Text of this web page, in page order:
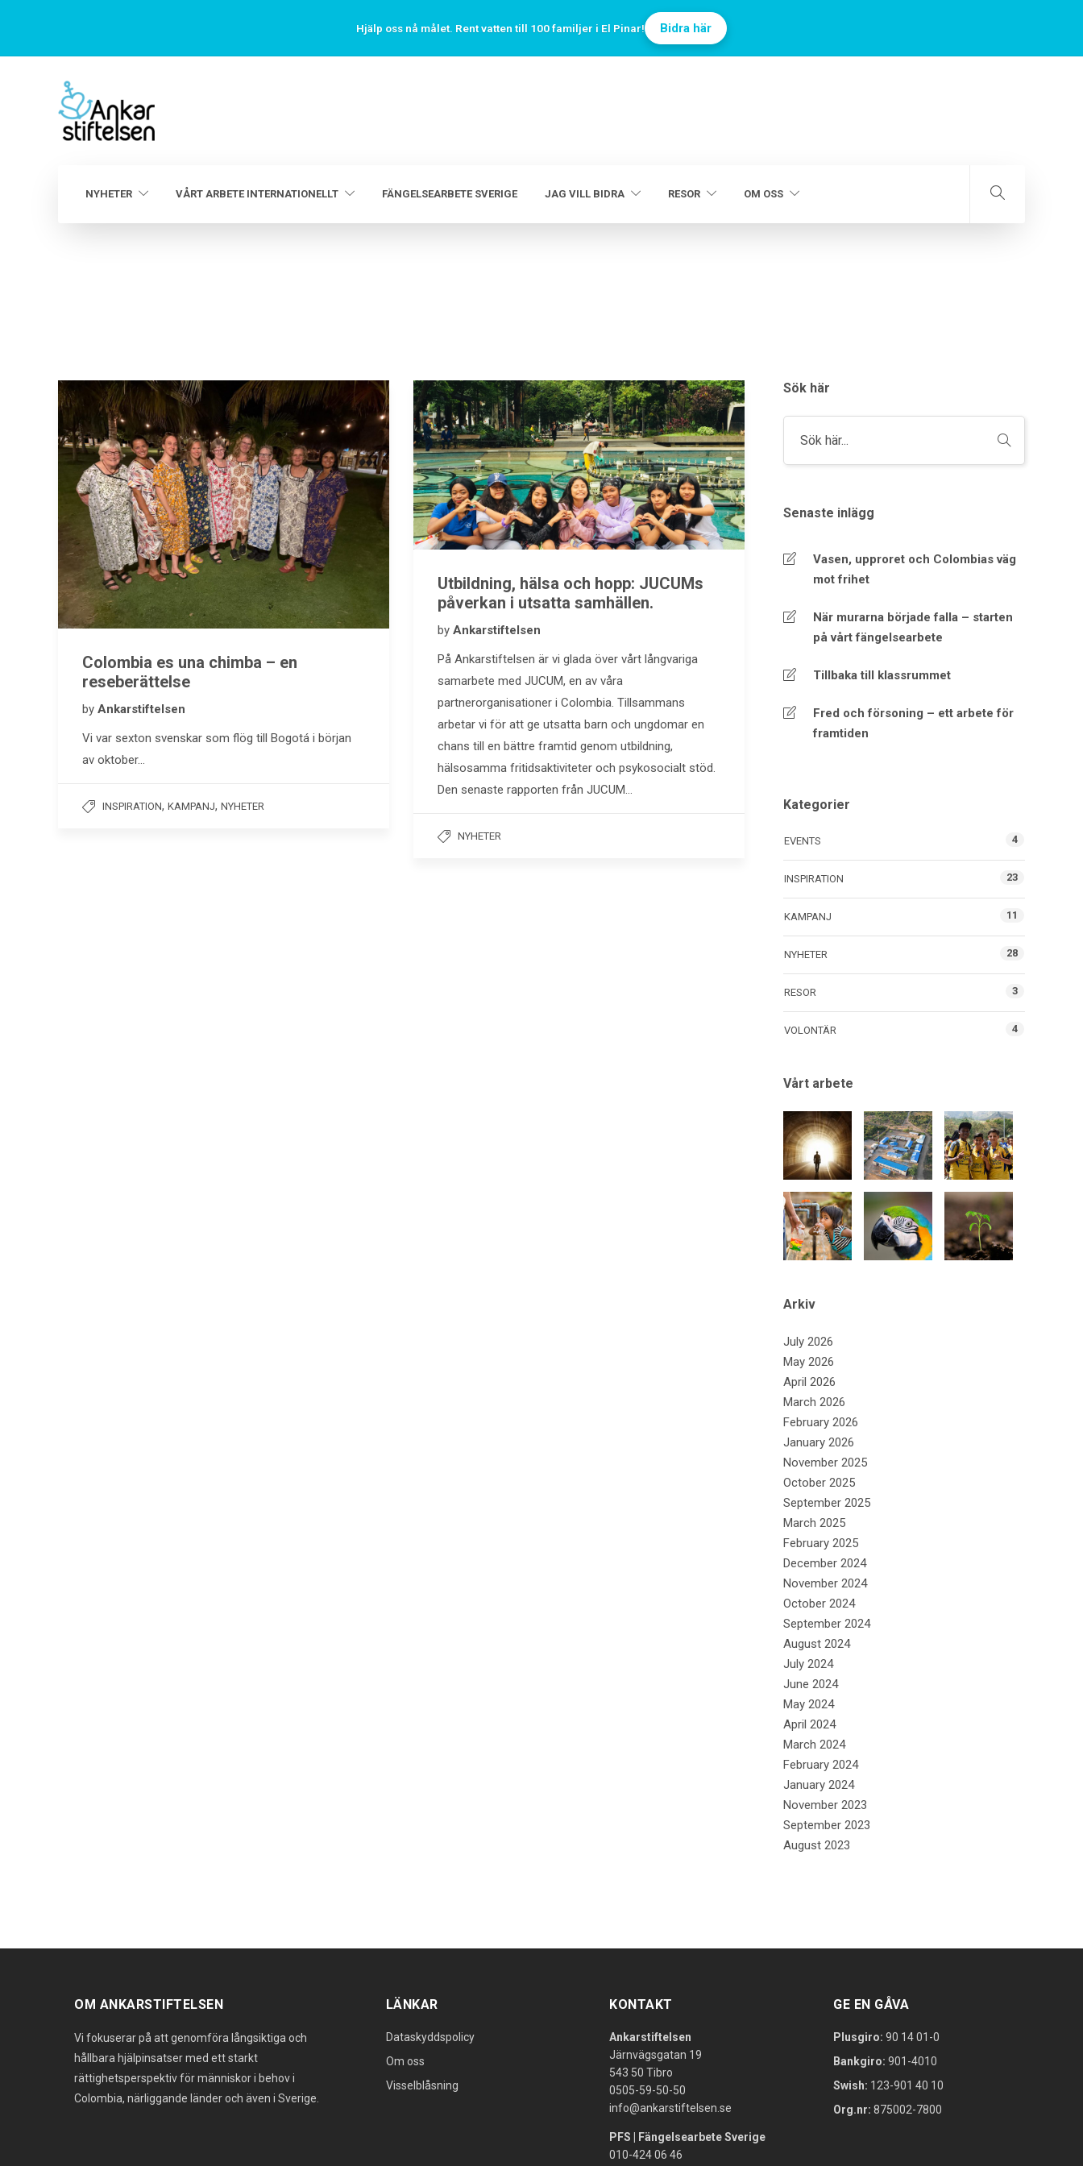
Hjälp oss nå målet. Rent vatten till 100 familjer i El Pinar! Bidra här
NYHETER VÅRT ARBETE INTERNATIONELLT FÄNGELSEARBETE SVERIGE JAG VILL BIDRA RESOR OM OSS
Colombia es una chimba – en
reseberättelse
by Ankarstiftelsen
Vi var sexton svenskar som flög till Bogotá i början
av oktober…
INSPIRATION, KAMPANJ, NYHETER
Utbildning, hälsa och hopp: JUCUMs
påverkan i utsatta samhällen.
by Ankarstiftelsen
På Ankarstiftelsen är vi glada över vårt långvariga
samarbete med JUCUM, en av våra
partnerorganisationer i Colombia. Tillsammans
arbetar vi för att ge utsatta barn och ungdomar en
chans till en bättre framtid genom utbildning,
hälsosamma fritidsaktiviteter och psykosocialt stöd.
Den senaste rapporten från JUCUM…
NYHETER
Sök här
Senaste inlägg
Vasen, upproret och Colombias väg
mot frihet
När murarna började falla – starten
på vårt fängelsearbete
Tillbaka till klassrummet
Fred och försoning – ett arbete för
framtiden
Kategorier
EVENTS 4
INSPIRATION 23
KAMPANJ 11
NYHETER 28
RESOR 3
VOLONTÄR 4
Vårt arbete
Arkiv
July 2026
May 2026
April 2026
March 2026
February 2026
January 2026
November 2025
October 2025
September 2025
March 2025
February 2025
December 2024
November 2024
October 2024
September 2024
August 2024
July 2024
June 2024
May 2024
April 2024
March 2024
February 2024
January 2024
November 2023
September 2023
August 2023
OM ANKARSTIFTELSEN
Vi fokuserar på att genomföra långsiktiga och
hållbara hjälpinsatser med ett starkt
rättighetsperspektiv för människor i behov i
Colombia, närliggande länder och även i Sverige.
LÄNKAR
Dataskyddspolicy
Om oss
Visselblåsning
KONTAKT
Ankarstiftelsen
Järnvägsgatan 19
543 50 Tibro
0505-59-50-50
info@ankarstiftelsen.se
PFS | Fängelsearbete Sverige
010-424 06 46
GE EN GÅVA
Plusgiro: 90 14 01-0
Bankgiro: 901-4010
Swish: 123-901 40 10
Org.nr: 875002-7800